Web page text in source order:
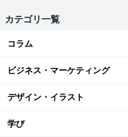
カテゴリ一覧
コラム
ビジネス・マーケティング
デザイン・イラスト
学び